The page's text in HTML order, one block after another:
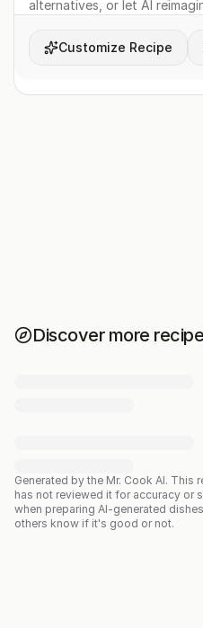
alternatives, or let AI
Customize Recipe
Discover more
Generated by the Mr. Cook AI. This
has not reviewed it for accuracy or
when preparing AI-generated
others know if it's good or not.